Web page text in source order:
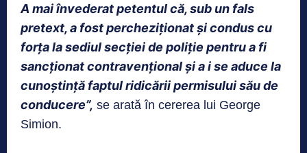
A mai învederat petentul că, sub un fals
pretext, a fost percheziţionat şi condus cu
forţa la sediul secţiei de poliţie pentru a fi
sancţionat contravenţional şi a i se aduce la
cunoştinţă faptul ridicării permisului său de
conducere”, se arată în cererea lui George
Simion.